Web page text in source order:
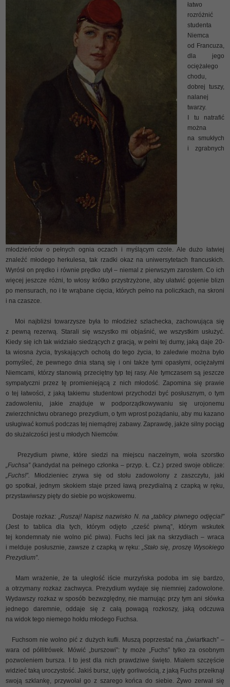
łatwo
rozróżnić
studenta
Niemca
od Francuza,
dla jego
ociężałego
chodu,
dobrej tuszy,
nalanej
twarzy.
I tu natrafić
można
na smukłych
i zgrabnych
młodzieńców o pełnych ognia oczach i myślącym czole. Ale dużo łatwiej
znaleźć młodego herkulesa, tak rzadki okaz na uniwersytetach francuskich.
Wyrósł on prędko i równie prędko utył – niemal z pierwszym zarostem. Co ich
więcej jeszcze różni, to włosy krótko przystrzyżone, aby ułatwić gojenie blizn
po mensurach, no i te wrąbane cięcia, których pełno na policzkach, na skroni
i na czaszce.
Moi najbliżsi towarzysze była to młodzież szlachecka, zachowująca się
z pewną rezerwą. Starali się wszystko mi objaśnić, we wszystkim usłużyć.
Kiedy się ich tak widziało siedzących z gracją, w pełni tej dumy, jaką daje 20-
ta wiosna życia, tryskających ochotą do tego życia, to zaledwie można było
pomyśleć, że pewnego dnia staną się i oni także tymi opasłymi, ociężałymi
Niemcami, którzy stanowią przeciętny typ tej rasy. Ale tymczasem są jeszcze
sympatyczni przez tę promieniejącą z nich młodość. Zapomina się prawie
o tej łatwości, z jaką takiemu studentowi przychodzi być posłusznym, o tym
zadowoleniu, jakie znajduje w podporządkowywaniu się urojonemu
zwierzchnictwu obranego prezydium, o tym wprost pożądaniu, aby mu kazano
usługiwać komuś podczas tej niemądrej zabawy. Zaprawdę, jakże silny pociąg
do służalczości jest u młodych Niemców.
Prezydium piwne, które siedzi na miejscu naczelnym, woła szorstko
„Fuchsa”(kandydat na pełnego członka – przyp. Ł. Cz.) przed swoje oblicze:
„Fuchs!”.
Młodzieniec zrywa się od stołu zadowolony z zaszczytu, jaki
go spotkał, jednym skokiem staje przed ławą prezydialną z czapką w ręku,
przystawiwszy pięty do siebie po wojskowemu.
Dostaje rozkaz: „Ruszaj! Napisz nazwisko N. na „tablicy piwnego odjęcia!”
(Jest to tablica dla tych, którym odjęto „cześć piwną”, którym wskutek
tej kondemnaty nie wolno pić piwa). Fuchs leci jak na skrzydłach – wraca
i melduje posłusznie, zawsze z czapką w ręku:„Stało się, proszę Wysokiego
Prezydium”.
Mam wrażenie, że ta uległość iście murzyńska podoba im się bardzo,
a otrzymany rozkaz zachwyca. Prezydium wydaje się niemniej zadowolone.
Wydawszy rozkaz w sposób bezwzględny, nie marnując przy tym ani słówka
jednego daremnie, oddaje się z całą powagą rozkoszy, jaką odczuwa
na widok tego niemego hołdu młodego Fuchsa.
Fuchsom nie wolno pić z dużych kufli. Muszą poprzestać na „ćwiartkach” –
wara od półlitrówek. Mówić „burszowi”: ty może „Fuchs” tylko za osobnym
pozwoleniem bursza. I to jest dla nich prawdziwe święto. Miałem szczęście
widzieć taką uroczystość. Jakiś bursz, ujęty gorliwością, z jaką Fuchs przełknął
swoją szklankę, przywołał go z szarego końca do siebie. Żywo zerwał się